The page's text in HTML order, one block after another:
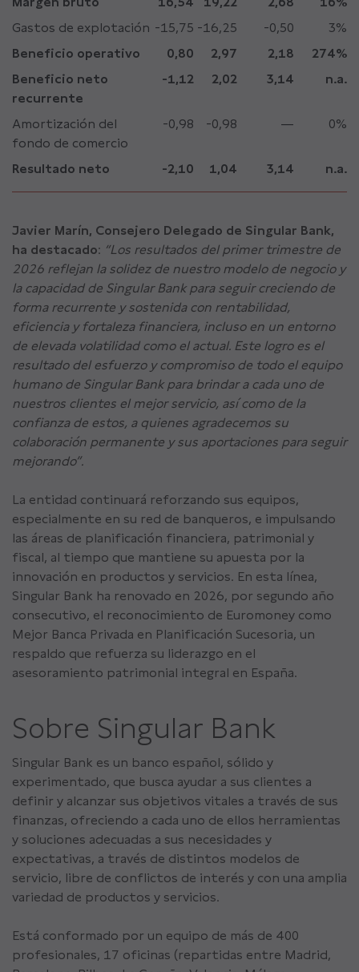
Gastos de explotación -15,75 -16,25 -0,50
3%
Beneficio operativo
0,80 2,97 2,18
274%
Beneficio neto
recurrente
-1,12 2,02 3,14 n.a.
Amortización del
fondo de comercio
-0,98 -0,98 — 0%
Resultado neto -2,10 1,04 3,14 n.a.
Javier Marín, Consejero Delegado de Singular Bank,
ha destacado: “Los resultados del primer trimestre de
2026 reflejan la solidez de nuestro modelo de negocio y
la capacidad de Singular Bank para seguir creciendo de
forma recurrente y sostenida con rentabilidad,
eficiencia y fortaleza financiera, incluso en un entorno
de elevada volatilidad como el actual. Este logro es el
resultado del esfuerzo y compromiso de todo el equipo
humano de Singular Bank para brindar a cada uno de
nuestros clientes el mejor servicio, así como de la
confianza de estos, a quienes agradecemos su
colaboración permanente y sus aportaciones para seguir
mejorando”.
La entidad continuará reforzando sus equipos,
especialmente en su red de banqueros, e impulsando
las áreas de planificación financiera, patrimonial y
fiscal, al tiempo que mantiene su apuesta por la
innovación en productos y servicios. En esta línea,
Singular Bank ha renovado en 2026, por segundo año
consecutivo, el reconocimiento de Euromoney como
Mejor Banca Privada en Planificación Sucesoria, un
respaldo que refuerza su liderazgo en el
asesoramiento patrimonial integral en España.
Sobre Singular Bank
Singular Bank es un banco español, sólido y
experimentado, que busca ayudar a sus clientes a
definir y alcanzar sus objetivos vitales a través de sus
finanzas, ofreciendo a cada uno de ellos herramientas
y soluciones adecuadas a sus necesidades y
expectativas, a través de distintos modelos de
servicio, libre de conflictos de interés y con una amplia
variedad de productos y servicios.
Está conformado por un equipo de más de 400
profesionales, 17 oficinas (repartidas entre Madrid,